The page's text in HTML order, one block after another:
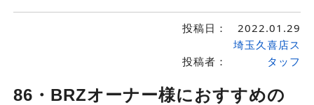
投稿日： 2022.01.29
投稿者：
埼玉久喜店ス
タッフ
86・BRZオーナー様におすすめの